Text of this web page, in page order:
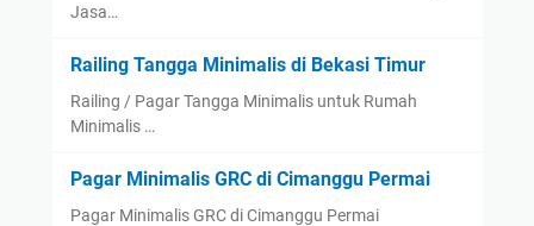
Jasa…
Railing Tangga Minimalis di Bekasi Timur
Railing / Pagar Tangga Minimalis untuk Rumah
Minimalis …
Pagar Minimalis GRC di Cimanggu Permai
Pagar Minimalis GRC di Cimanggu Permai